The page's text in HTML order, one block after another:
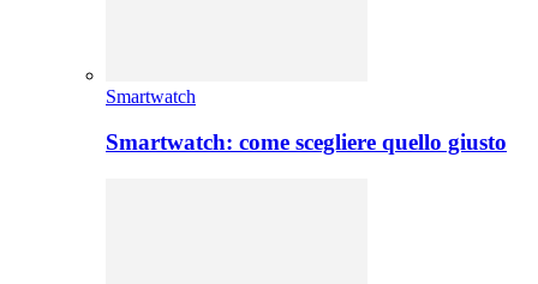
Smartwatch
Smartwatch: come scegliere quello giusto